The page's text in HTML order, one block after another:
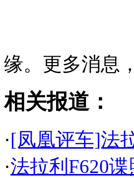
缘。更多消息
相关报道：
·[凤凰评车]法
·法拉利F620